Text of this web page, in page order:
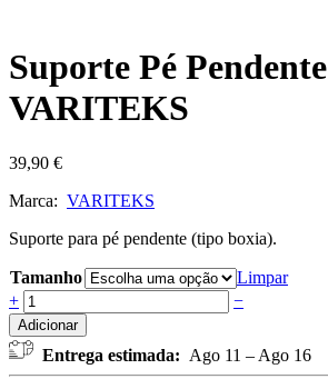
Suporte Pé Pendente
VARITEKS
39,90 €
Marca: VARITEKS
Suporte para pé pendente (tipo boxia).
Tamanho
Limpar
Suporte
Pé
Pendente
VARITEKS
+ −
Adicionar
Entrega estimada: Ago 11 – Ago 16